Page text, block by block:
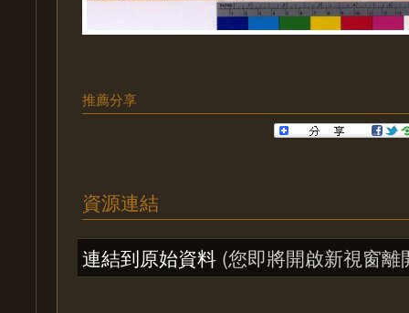
推薦分享
資源連結
連結到原始資料 (您即將開啟新視窗離